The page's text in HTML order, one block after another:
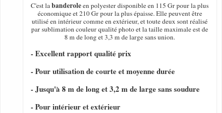
C'est labanderoleen polyester disponible en 115 Gr pour la plus
économique et 210 Gr pour la plus épaisse. Elle peuvent être
utilisé en intérieur comme en extérieur, et toute deux sont réalisé
par sublimation couleur qualité photo et la taille maximale est de
8 m de long et 3,3 m de large sans union.
- Excellent rapport qualité prix
- Pour utilisation de courte et moyenne durée
- Jusqu'à 8 m de long et 3,2 m de large sans soudure
- Pour intérieur et extérieur